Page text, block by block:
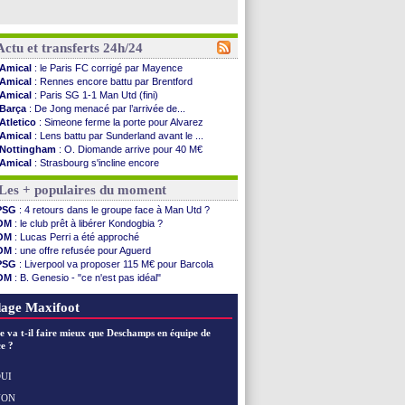
et transferts 24h/24
Amical : le Paris FC corrigé par Mayence
Amical : Rennes encore battu par Brentford
Amical : Paris SG 1-1 Man Utd (fini)
Barça : De Jong menacé par l’arrivée de...
Atletico : Simeone ferme la porte pour Alvarez
Amical : Lens battu par Sunderland avant le ...
Nottingham : O. Diomande arrive pour 40 M€
Amical : Strasbourg s'incline encore
Amical: Lille s'impose à Hambourg
Lens: Ganiou prolongé jusqu'en 2030 (officiel)
OM: le PSG, les précisions de Benatia
Amical: Paris SG-Man Utd, les compos
Amical: Chelsea corrige l'AC Milan
Argentine : Messi perd son papa
Amical: l'Inter s'offre la Juventus
Atletico: Almada rejoint River Plate (off.)
Monaco : Camara a la cote en Angleterre
OM: la piste Goore en attaque
Amical : Rennes s'incline contre Brentford
Arsenal
Real
+ populaires du moment
: 4 retours dans le groupe face à Man Utd ?
: le club prêt à libérer Kondogbia ?
: Lucas Perri a été approché
: une offre refusée pour Aguerd
: Liverpool va proposer 115 M€ pour Barcola
: B. Genesio - "ce n'est pas idéal"
: prison avec sursis requis contre un arbitre
Maxifoot
va t-il faire mieux que Deschamps en équipe de
?